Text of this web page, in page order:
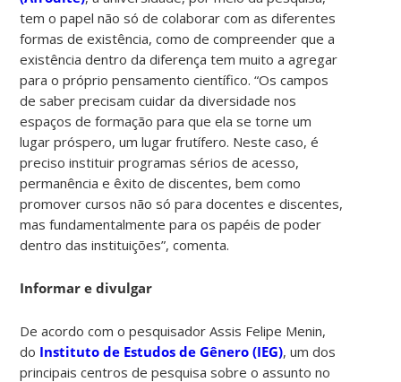
tem o papel não só de colaborar com as diferentes
formas de existência, como de compreender que a
existência dentro da diferença tem muito a agregar
para o próprio pensamento científico. “Os campos
de saber precisam cuidar da diversidade nos
espaços de formação para que ela se torne um
lugar próspero, um lugar frutífero. Neste caso, é
preciso instituir programas sérios de acesso,
permanência e êxito de discentes, bem como
promover cursos não só para docentes e discentes,
mas fundamentalmente para os papéis de poder
dentro das instituições”, comenta.
Informar e divulgar
De acordo com o pesquisador Assis Felipe Menin,
do Instituto de Estudos de Gênero (IEG), um dos
principais centros de pesquisa sobre o assunto no